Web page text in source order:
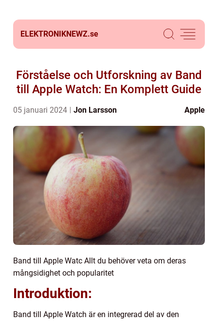
ELEKTRONIKNEWZ.se
Förståelse och Utforskning av Band
till Apple Watch: En Komplett Guide
05 januari 2024 Jon Larsson Apple
Band till Apple Watc Allt du behöver veta om deras
mångsidighet och popularitet
Introduktion:
Band till Apple Watch är en integrerad del av den